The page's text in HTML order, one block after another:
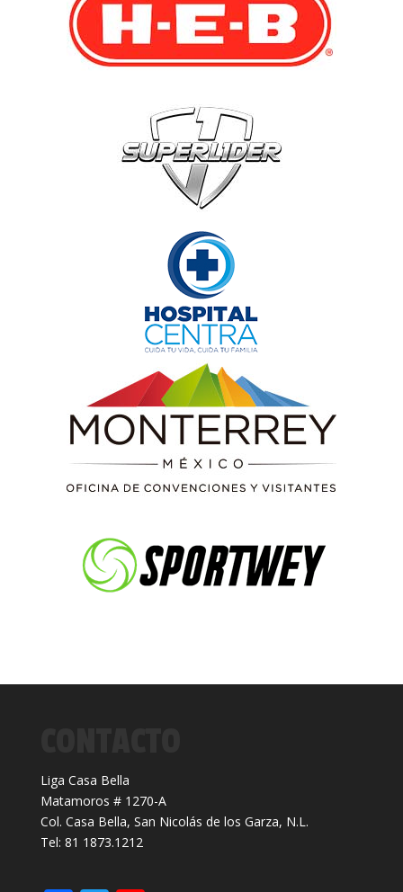
Liga Casa Bella
Matamoros # 1270-A
Col. Casa Bella, San Nicolás de los Garza, N.L.
Tel: 81 1873.1212